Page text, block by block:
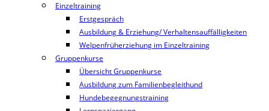
Einzeltraining
Erstgespräch
Ausbildung & Erziehung/ Verhaltensauffälligkeiten
Welpenfrüherziehung im Einzeltraining
Gruppenkurse
Übersicht Gruppenkurse
Ausbildung zum Familienbegleithund
Hundebegegnungstraining